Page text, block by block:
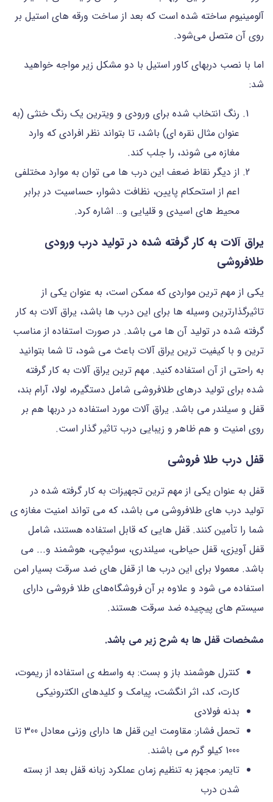
آلومینیوم ساخته شده است که بعد از ساخت ورقه های استیل بر
روی آن متصل می‌شود.
اما با نصب دربهای کاور استیل با دو مشکل زیر مواجه خواهید
شد:
رنگ انتخاب شده برای ورودی و ویترین یک رنگ خنثی (به
عنوان مثال نقره ای) باشد، تا بتواند نظر افرادی که وارد
مغازه می شوند، را جلب کند.
از دیگر نقاط ضعف این درب ها می توان به موارد مختلفی
اعم از استحکام پایین، نظافت دشوار، حساسیت در برابر
محیط های اسیدی و قلیایی و… اشاره کرد.
یراق آلات به کار گرفته شده در تولید درب ورودی
طلافروشی
یکی از مهم ترین مواردی که ممکن است، به عنوان یکی از
تاثیرگذارترین وسیله ها برای این درب ها باشد، یراق آلات به کار
گرفته شده در تولید آن ها می باشد. در صورت استفاده از مناسب
ترین و با کیفیت ترین یراق آلات باعث می شود، تا شما بتوانید
به راحتی از آن استفاده کنید. مهم ترین یراق آلات به کار گرفته
شده برای تولید درهای طلافروشی شامل دستگیره، لولا، آرام بند،
قفل و سیلندر می باشد. یراق آلات مورد استفاده در دربها هم بر
روی امنیت و هم ظاهر و زیبایی درب تاثیر گذار است.
قفل درب طلا فروشی
قفل به عنوان یکی از مهم ترین تجهیزات به کار گرفته شده در
تولید درب های طلافروشی می باشد، که می تواند امنیت مغازه ی
شما را تأمین کنند. قفل هایی که قابل استفاده هستند، شامل
قفل آویزی، قفل حیاطی، سیلندری، سوئیچی، هوشمند و... می
باشد. معمولا برای این درب ها از قفل های ضد سرقت بسیار امن
استفاده می شود و علاوه بر آن فروشگاه‌های طلا فروشی دارای
سیستم های پیچیده ضد سرقت هستند.
مشخصات قفل ها به شرح زیر می باشد.
کنترل هوشمند باز و بست: به واسطه ی استفاده از ریموت،
کارت، کد، اثر انگشت، پیامک و کلیدهای الکترونیکی
بدنه فولادی
تحمل فشار: مقاومت این قفل ها دارای وزنی معادل 300 تا
1000 کیلو گرم می باشند.
تایمر: مجهز به تنظیم زمان عملکرد زبانه قفل بعد از بسته
شدن درب